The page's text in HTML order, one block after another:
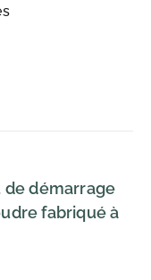
de démarrage
fabriqué à